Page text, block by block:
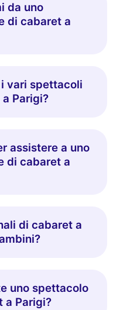
da uno
di cabaret a
vari spettacoli
Parigi?
assistere a uno
di cabaret a
di cabaret a
uno spettacolo
a Parigi?